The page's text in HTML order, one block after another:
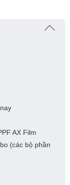
AX Film
(các bộ phần